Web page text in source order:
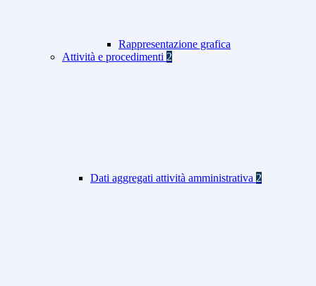
Rappresentazione grafica
Attività e procedimenti 2
Dati aggregati attività amministrativa 2